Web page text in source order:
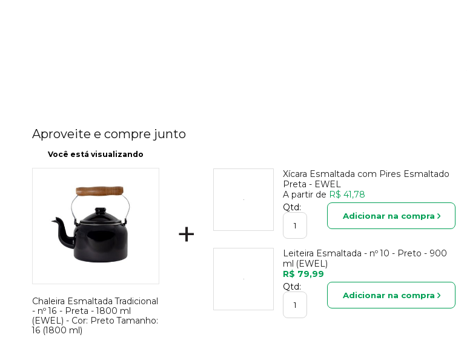
Aproveite e compre junto
Você está visualizando
Chaleira Esmaltada Tradicional
- nº 16 - Preta - 1800 ml
(EWEL) - Cor: Preto Tamanho:
16 (1800 ml)
+
Xícara Esmaltada com Pires Esmaltado
Preta - EWEL
A partir de R$ 41,78
Qtd:
Adicionar na compra
Leiteira Esmaltada - nº 10 - Preto - 900
ml (EWEL)
R$ 79,99
Qtd:
Adicionar na compra